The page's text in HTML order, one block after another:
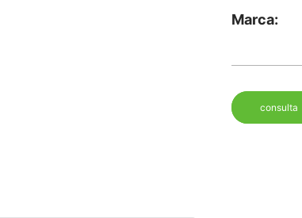
Marca:
consulta